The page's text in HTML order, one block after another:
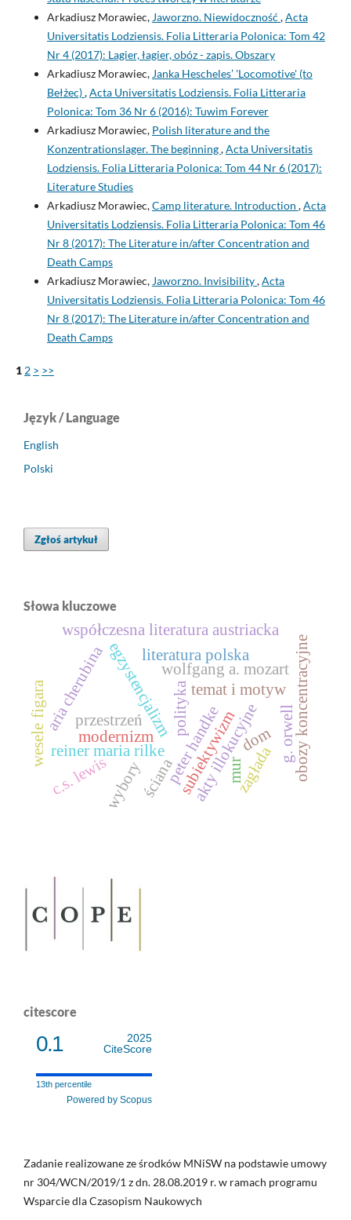
Arkadiusz Morawiec,Jaworzno. Niewidoczność ,Acta
Universitatis Lodziensis. Folia Litteraria Polonica: Tom 42
Nr 4 (2017): Lagier, łagier, obóz - zapis. Obszary
Arkadiusz Morawiec,Janka Hescheles’ 'Locomotive' (to
Bełżec),Acta Universitatis Lodziensis. Folia Litteraria
Polonica: Tom 36 Nr 6 (2016): Tuwim Forever
Arkadiusz Morawiec, Polish literature and the
Konzentrationslager. The beginning,Acta Universitatis
Lodziensis. Folia Litteraria Polonica: Tom 44 Nr 6 (2017):
Literature Studies
Arkadiusz Morawiec,Camp literature. Introduction ,Acta
Universitatis Lodziensis. Folia Litteraria Polonica: Tom 46
Nr 8 (2017): The Literature in/after Concentration and
Death Camps
Arkadiusz Morawiec,Jaworzno. Invisibility,Acta
Universitatis Lodziensis. Folia Litteraria Polonica: Tom 46
Nr 8 (2017): The Literature in/after Concentration and
Death Camps
12 > >>
Język / Language
English
Polski
Zgłoś artykuł
Słowa kluczowe
reiner maria rilkepeter handke
modernizm
egzystencjalizm
subiektywizm
współczesna literatura austriacka
akty illokucyjne
wybory
polityka
wolfgang a. mozart
wesele figaraaria cherubina obozy koncentracyjne
literatura polska
temat i motyw
mur
ściana
dom
przestrzeń g. orwell
c.s. lewis zagłada
citescore
0.1
2025
CiteScore
13th percentile
Powered by Scopus
Zadanie realizowane ze środków MNiSW na podstawie umowy
nr 304/WCN/2019/1 z dn. 28.08.2019 r. w ramach programu
Wsparcie dla Czasopism Naukowych